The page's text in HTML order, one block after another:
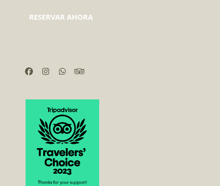
RESERVAR AHORA
Facebook
Instagram
WhatsappTripadvisor